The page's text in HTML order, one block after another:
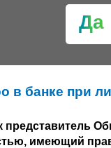
Да
в банке при
представитель
имеющий